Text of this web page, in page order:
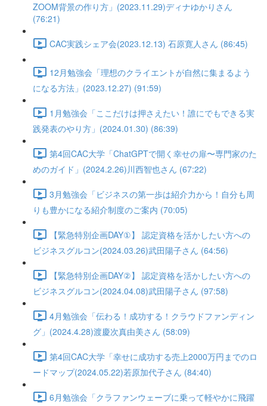
ZOOM背景の作り方」(2023.11.29)ディナゆかりさん
(76:21)
CAC実践シェア会(2023.12.13) 石原寛人さん (86:45)
12月勉強会「理想のクライエントが自然に集まるよう
になる方法」(2023.12.27) (91:59)
1月勉強会「ここだけは押さえたい！誰にでもできる実
践発表のやり方」(2024.01.30) (86:39)
第4回CAC大学「ChatGPTで開く幸せの扉〜専門家のた
めのガイド」(2024.2.26)川西智也さん (67:22)
3月勉強会「ビジネスの第一歩は紹介力から！自分も周
りも豊かになる紹介制度のご案内 (70:05)
【緊急特別企画DAY①】 認定資格を活かしたい方への
ビジネスグルコン(2024.03.26)武田陽子さん (64:56)
【緊急特別企画DAY②】 認定資格を活かしたい方への
ビジネスグルコン(2024.04.08)武田陽子さん (97:58)
4月勉強会「伝わる！成功する！クラウドファンディン
グ」(2024.4.28)渡慶次真由美さん (58:09)
第4回CAC大学「幸せに成功する売上2000万円までのロ
ードマップ(2024.05.22)若原加代子さん (84:40)
6月勉強会「クラファンウェーブに乗って軽やかに飛躍